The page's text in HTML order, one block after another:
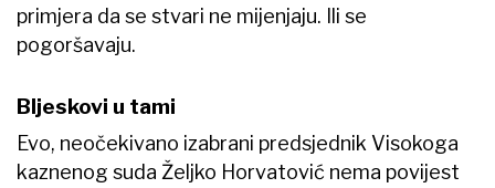
primjera da se stvari ne mijenjaju. Ili se
pogoršavaju.
Bljeskovi u tami
Evo, neočekivano izabrani predsjednik Visokoga
kaznenog suda Željko Horvatović nema povijest